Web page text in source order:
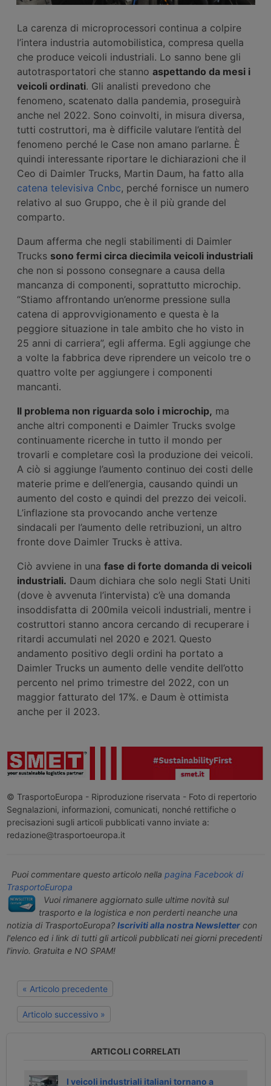
La carenza di microprocessori continua a colpire
l’intera industria automobilistica, compresa quella
che produce veicoli industriali. Lo sanno bene gli
autotrasportatori che stanno aspettando da mesi i
veicoli ordinati. Gli analisti prevedono che
fenomeno, scatenato dalla pandemia, proseguirà
anche nel 2022. Sono coinvolti, in misura diversa,
tutti costruttori, ma è difficile valutare l’entità del
fenomeno perché le Case non amano parlarne. È
quindi interessante riportare le dichiarazioni che il
Ceo di Daimler Trucks, Martin Daum, ha fatto alla
catena televisiva Cnbc, perché fornisce un numero
relativo al suo Gruppo, che è il più grande del
comparto.
Daum afferma che negli stabilimenti di Daimler
Trucks sono fermi circa diecimila veicoli industriali
che non si possono consegnare a causa della
mancanza di componenti, soprattutto microchip.
“Stiamo affrontando un’enorme pressione sulla
catena di approvvigionamento e questa è la
peggiore situazione in tale ambito che ho visto in
25 anni di carriera”, egli afferma. Egli aggiunge che
a volte la fabbrica deve riprendere un veicolo tre o
quattro volte per aggiungere i componenti
mancanti.
Il problema non riguarda solo i microchip, ma
anche altri componenti e Daimler Trucks svolge
continuamente ricerche in tutto il mondo per
trovarli e completare così la produzione dei veicoli.
A ciò si aggiunge l’aumento continuo dei costi delle
materie prime e dell’energia, causando quindi un
aumento del costo e quindi del prezzo dei veicoli.
L’inflazione sta provocando anche vertenze
sindacali per l’aumento delle retribuzioni, un altro
fronte dove Daimler Trucks è attiva.
Ciò avviene in una fase di forte domanda di veicoli
industriali. Daum dichiara che solo negli Stati Uniti
(dove è avvenuta l’intervista) c’è una domanda
insoddisfatta di 200mila veicoli industriali, mentre i
costruttori stanno ancora cercando di recuperare i
ritardi accumulati nel 2020 e 2021. Questo
andamento positivo degli ordini ha portato a
Daimler Trucks un aumento delle vendite dell’otto
percento nel primo trimestre del 2022, con un
maggior fatturato del 17%. e Daum è ottimista
anche per il 2023.
© TrasportoEuropa - Riproduzione riservata - Foto di repertorio
Segnalazioni, informazioni, comunicati, nonché rettifiche o
precisazioni sugli articoli pubblicati vanno inviate a:
redazione@trasportoeuropa.it
Puoi commentare questo articolo nella pagina Facebook di
TrasportoEuropa
Vuoi rimanere aggiornato sulle ultime novità sul
trasporto e la logistica e non perderti neanche una
notizia di TrasportoEuropa? Iscriviti alla nostra Newslettercon
l'elenco ed i link di tutti gli articoli pubblicati nei giorni precedenti
l'invio. Gratuita e NO SPAM!
« Articolo precedente
Articolo successivo »
ARTICOLI CORRELATI
I veicoli industriali italiani tornano a